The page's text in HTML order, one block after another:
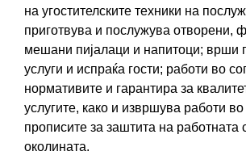
на угостителските техники на
приготвува и послужува отворени,
мешани пијалаци и напитоци; врши
услуги и испраќа гости; работи во
нормативите и гарантира за
услугите, како и извршува работи во
прописите за заштита на работната
околината.